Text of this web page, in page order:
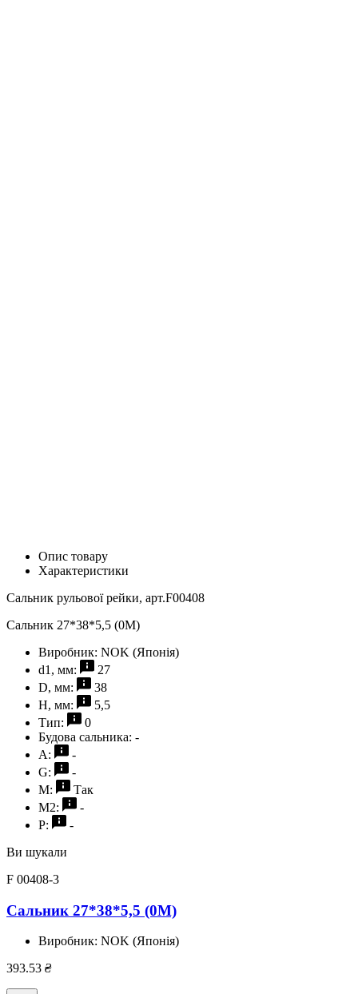
Опис товару
Характеристики
Сальник рульової рейки, арт.F00408
Сальник 27*38*5,5 (0M)
Виробник: NOK (Японія)
d1, мм:
27
D, мм:
38
H, мм:
5,5
Тип:
0
Будова сальника: -
A:
-
G:
-
M:
Так
M2:
-
P:
-
Ви шукали
F 00408-3
Сальник 27*38*5,5 (0M)
Виробник: NOK (Японія)
393.53 ₴